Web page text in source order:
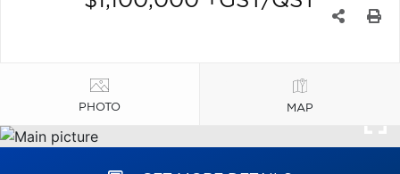
PHOTO MAP